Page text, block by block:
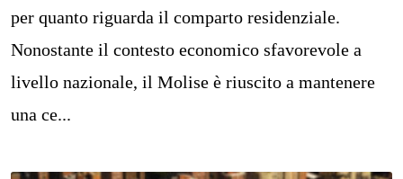
per quanto riguarda il comparto residenziale.
Nonostante il contesto economico sfavorevole a
livello nazionale, il Molise è riuscito a mantenere
una ce...